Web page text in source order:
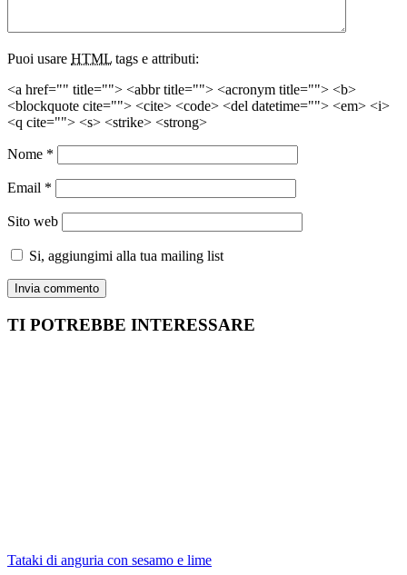
Puoi usare HTML tags e attributi:
<a href="" title=""> <abbr title=""> <acronym title=""> <b>
<blockquote cite=""> <cite> <code> <del datetime=""> <em> <i>
<q cite=""> <s> <strike> <strong>
Nome *
Email *
Sito web
Si, aggiungimi alla tua mailing list
TI POTREBBE INTERESSARE
Tataki di anguria con sesamo e lime